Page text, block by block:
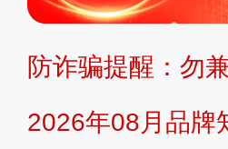
持投资购买的观
提交说明： 快速
防诈骗提醒：勿
2026年08月品牌